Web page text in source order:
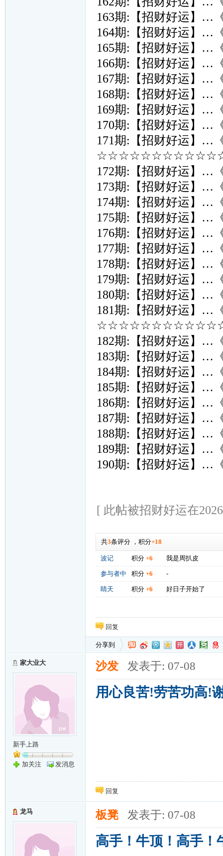
163期:【招财好运】
164期:【招财好运】
165期:【招财好运】
166期:【招财好运】
167期:【招财好运】
168期:【招财好运】
169期:【招财好运】
170期:【招财好运】
171期:【招财好运】
☆☆☆☆☆☆☆☆☆☆☆☆
172期:【招财好运】
173期:【招财好运】
174期:【招财好运】
175期:【招财好运】
176期:【招财好运】
177期:【招财好运】
178期:【招财好运】
179期:【招财好运】
180期:【招财好运】
181期:【招财好运】
☆☆☆☆☆☆☆☆☆☆☆☆
182期:【招财好运】
183期:【招财好运】
184期:【招财好运】
185期:【招财好运】
186期:【招财好运】
187期:【招财好运】
188期:【招财好运】
189期:【招财好运】
190期:【招财好运】
[ 此帖被招财好运在
共3条评分， 积分+18
波记 积分 +6 我是周扒皮
参与者中 积分 +6 -
睛天 积分 +6 好日子开始了
回复
分享到
家大业大
新手上路
加关注 发消息
沙发 发表于: 07-08
用心良苦!劳苦功高!
回复
龙马 板凳 发表于: 07-08
高手！牛顶！高手！